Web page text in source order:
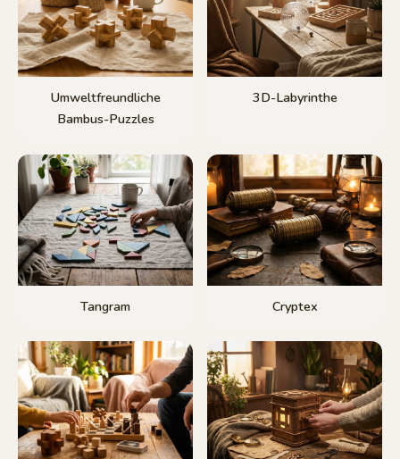
Umweltfreundliche
Bambus-Puzzles
3D-Labyrinthe
Tangram Cryptex